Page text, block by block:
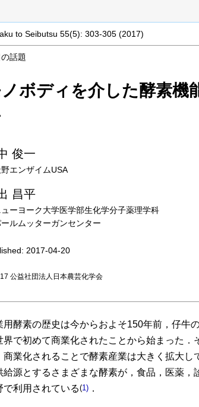
to Seibutsu 55(5): 303-305 (2017)
話題
ボディを介した酵素機
俊一
野エンザイムUSA
昌平
ューヨーク大学医学部生化学分子薬理学科
ルムッターガンセンター
2017-04-20
公益社団法人日本農芸化学会
用酵素の歴史は今からおよそ150年前，仔牛
界で初めて商業化されたことから始まった
商業化されることで酵素産業は大きく拡大
給源とするさまざまな酵素が，食品，医薬
で利用されている(1) ．